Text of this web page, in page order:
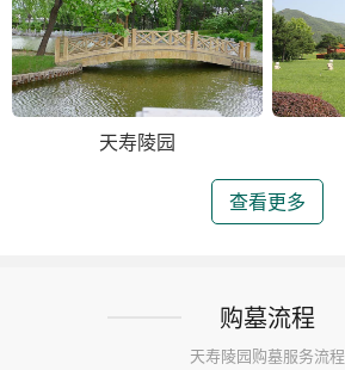
天寿陵园
查看更多
购墓流程
天寿陵园购墓服务流程